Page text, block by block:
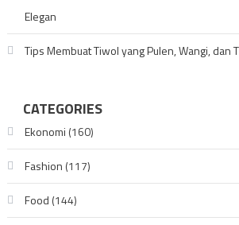
Elegan
Tips Membuat Tiwol yang Pulen, Wangi, dan
CATEGORIES
Ekonomi (160)
Fashion (117)
Food (144)